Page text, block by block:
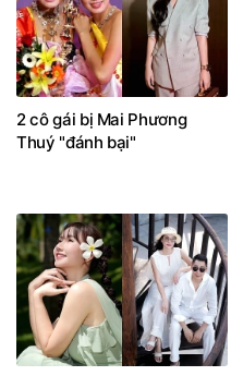
2 cô gái bị Mai Phương
Thuý "đánh bại"